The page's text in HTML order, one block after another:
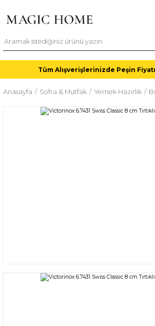
Tüm Alışverişlerinizde Peşin
Anasayfa Sofra & Mutfak Yemek Hazırlık